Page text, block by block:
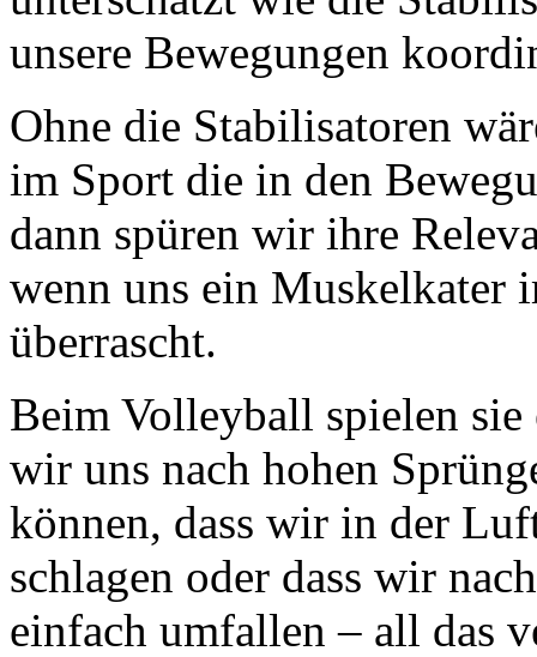
unsere Bewegungen
Ohne die Stabilisatoren
im Sport die in den
dann spüren wir ihre
wenn uns ein Muskelkater
überrascht.
Beim Volleyball spielen sie
wir uns nach hohen
können, dass wir in der
schlagen oder dass wir
einfach umfallen – all das